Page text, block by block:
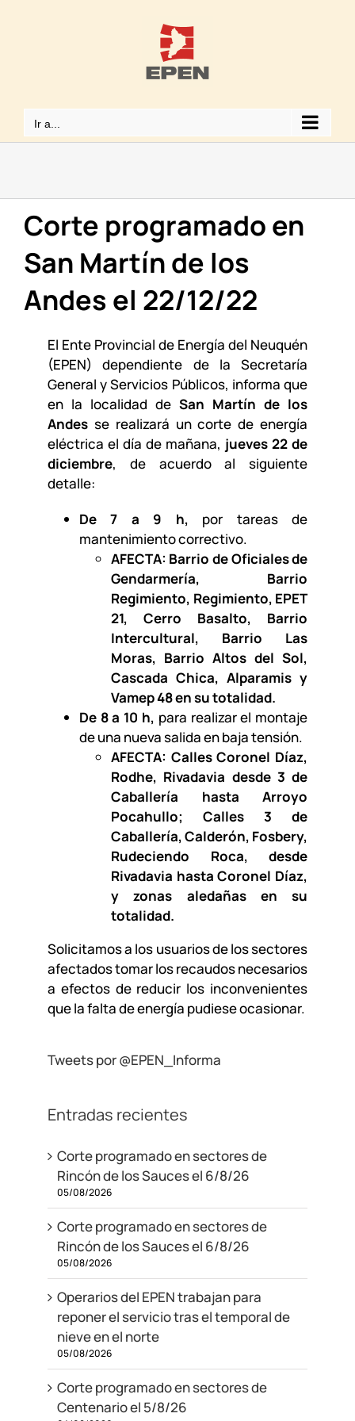
Ir a...
Corte programado en
San Martín de los
Andes el 22/12/22
El Ente Provincial de Energía del Neuquén
(EPEN) dependiente de la Secretaría
General y Servicios Públicos, informa que
en la localidad deSan Martín de los
Andesse realizará un corte de energía
eléctrica el día de mañana, jueves 22 de
diciembre, de acuerdo al siguiente
detalle:
De 7 a 9 h, por tareas de
mantenimiento correctivo.
AFECTA: Barrio de Oficiales de
Gendarmería, Barrio
Regimiento, Regimiento, EPET
21, Cerro Basalto, Barrio
Intercultural, Barrio Las
Moras, Barrio Altos del Sol,
Cascada Chica, Alparamis y
Vamep 48 en su totalidad.
De 8 a 10 h, para realizar el montaje
de una nueva salida en baja tensión.
AFECTA: Calles Coronel Díaz,
Rodhe, Rivadavia desde 3 de
Caballería hasta Arroyo
Pocahullo; Calles 3 de
Caballería, Calderón, Fosbery,
Rudeciendo Roca, desde
Rivadavia hasta Coronel Díaz,
y zonas aledañas en su
totalidad.
Solicitamos a los usuarios de los sectores
afectados tomar los recaudos necesarios
a efectos de reducir los inconvenientes
que la falta de energía pudiese ocasionar.
Tweets por @EPEN_Informa
Entradas recientes
Corte programado en sectores de
Rincón de los Sauces el 6/8/26
05/08/2026
Corte programado en sectores de
Rincón de los Sauces el 6/8/26
05/08/2026
Operarios del EPEN trabajan para
reponer el servicio tras el temporal de
nieve en el norte
05/08/2026
Corte programado en sectores de
Centenario el 5/8/26